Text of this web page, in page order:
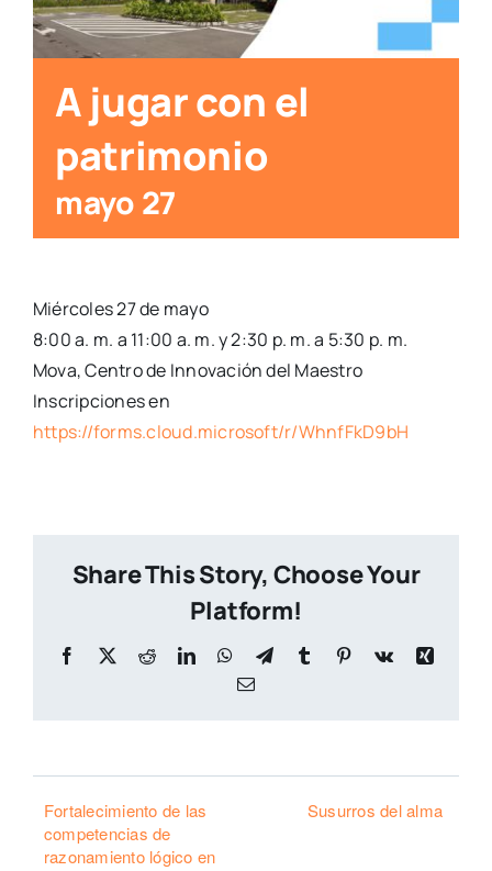
A jugar con el
patrimonio
mayo 27
Miércoles 27 de mayo
8:00 a. m. a 11:00 a. m. y 2:30 p. m. a 5:30 p. m.
Mova, Centro de Innovación del Maestro
Inscripciones en
https://forms.cloud.microsoft/r/WhnfFkD9bH
Share This Story, Choose Your
Platform!
Facebook
X RedditLinkedInWhatsApp
TelegramTumblr Pinterest
Vk
Xing
Email
Fortalecimiento de las
competencias de
razonamiento lógico en
Susurros del alma